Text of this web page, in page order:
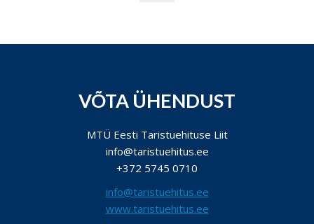
VÕTA ÜHENDUST
MTÜ Eesti Taristuehituse Liit
info@taristuehitus.ee
+372 5745 0710
info@taristuehitus.ee
www.taristuehitus.ee